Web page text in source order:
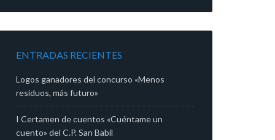
ENTRADAS RECIENTES
Logos ganadores del concurso «Menos
residuos, más futuro»
I Certamen de cuentos «Cuéntame un
cuento» del C.P. San Babil